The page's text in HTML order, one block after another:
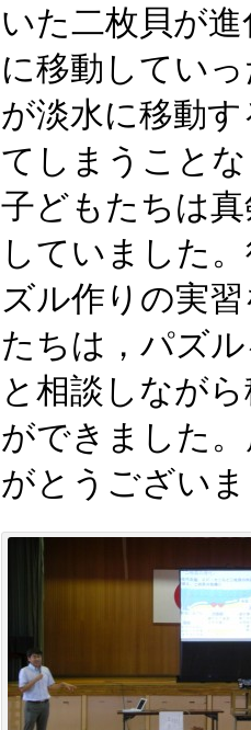
いた二枚貝が
に移動してい
が淡水に移動
てしまうこと
子どもたちは
していました
ズル作りの実
たちは，パズ
と相談しなが
ができました
がとうござい